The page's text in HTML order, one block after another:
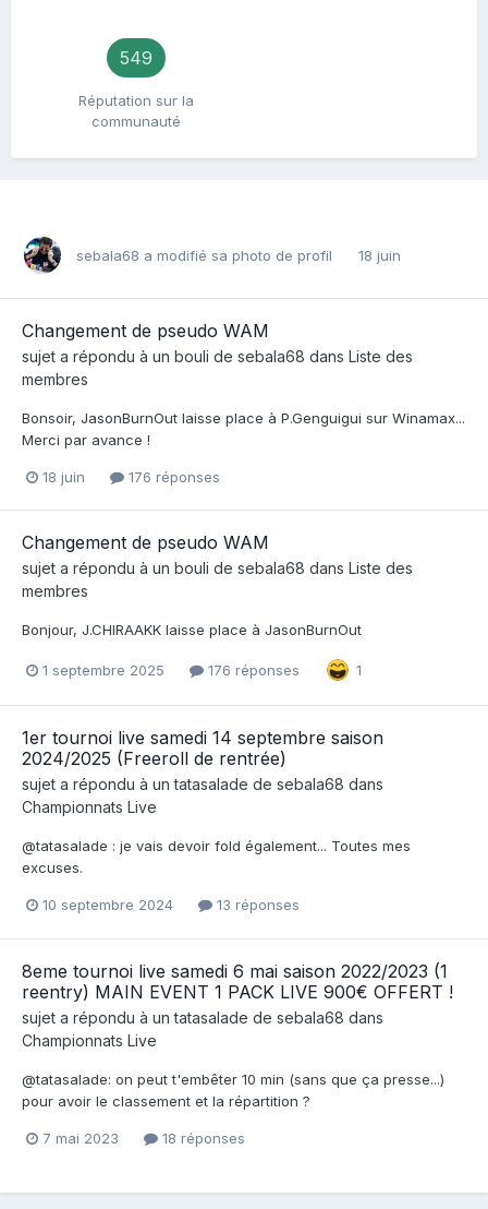
549
Réputation sur la
communauté
sebala68 a modifié sa photo de profil 18 juin
Changement de pseudo WAM
sujet a répondu à un bouli de sebala68 dans Liste des
membres
Bonsoir, JasonBurnOut laisse place à P.Genguigui sur Winamax...
Merci par avance !
18 juin 176 réponses
Changement de pseudo WAM
sujet a répondu à un bouli de sebala68 dans Liste des
membres
Bonjour, J.CHIRAAKK laisse place à JasonBurnOut
1 septembre 2025 176 réponses 1
1er tournoi live samedi 14 septembre saison
2024/2025 (Freeroll de rentrée)
sujet a répondu à untatasalade de sebala68 dans
Championnats Live
@tatasalade : je vais devoir fold également... Toutes mes
excuses.
10 septembre 2024 13 réponses
8eme tournoi live samedi 6 mai saison 2022/2023 (1
reentry) MAIN EVENT 1 PACK LIVE 900€ OFFERT !
sujet a répondu à untatasalade de sebala68 dans
Championnats Live
@tatasalade: on peut t'embêter 10 min (sans que ça presse...)
pour avoir le classement et la répartition ?
7 mai 2023 18 réponses